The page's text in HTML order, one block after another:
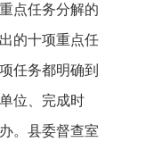
点任务分解的
的十项重点任
任务都明确到
位、完成时
。县委督查室